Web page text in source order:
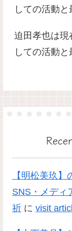
しての活動
迫田孝也は現
しての活動
【明松美玖】
SNS・メディ
祈 に visit